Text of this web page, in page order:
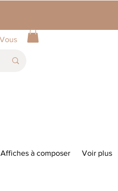
Affiches à composer Voir plus